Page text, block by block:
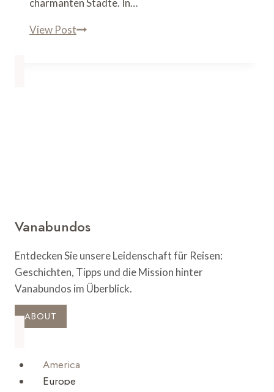
charmanten Städte. In…
View PostIrland
Vanabundos
Entdecken Sie unsere Leidenschaft für Reisen:
Geschichten, Tipps und die Mission hinter
Vanabundos im Überblick.
ABOUT
America
Europe